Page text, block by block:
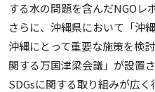
する水の問題を含んだNGOレ
さらに、沖縄県において「沖
沖縄にとって重要な施策を検
関する万国津梁会議」が設置
SDGsに関する取り組みが広